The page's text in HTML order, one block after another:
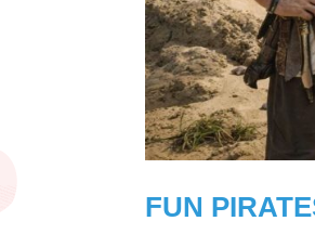
FUN